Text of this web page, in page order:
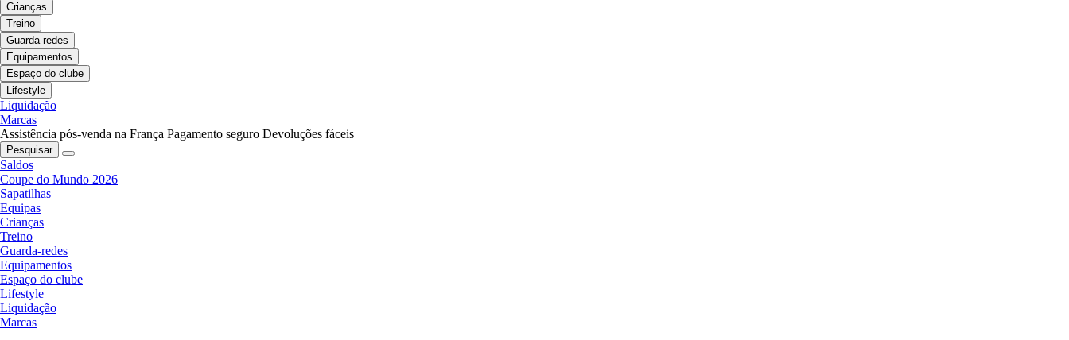
Crianças
Treino
Guarda-redes
Equipamentos
Espaço do clube
Lifestyle
Liquidação
Marcas
Assistência pós-venda na França Pagamento seguro Devoluções fáceis
Pesquisar
Saldos
Coupe do Mundo 2026
Sapatilhas
Equipas
Crianças
Treino
Guarda-redes
Equipamentos
Espaço do clube
Lifestyle
Liquidação
Marcas